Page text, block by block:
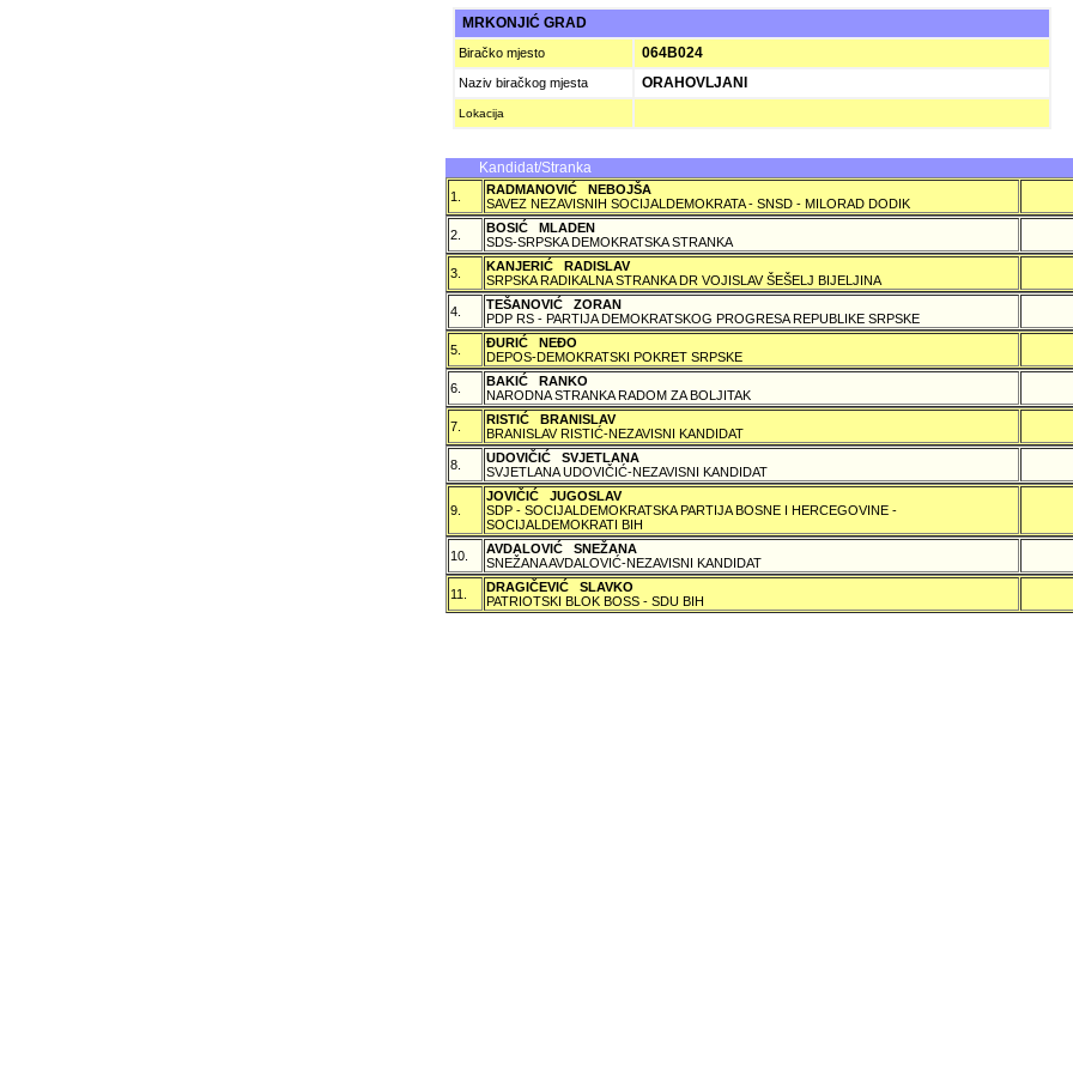
MRKONJIĆ GRAD
Biračko mjesto 064B024
Naziv biračkog mjesta ORAHOVLJANI
Lokacija
Kandidat/Stranka
1.
RADMANOVIĆ NEBOJŠA
SAVEZ NEZAVISNIH SOCIJALDEMOKRATA - SNSD - MILORAD DODIK
2.
BOSIĆ MLADEN
SDS-SRPSKA DEMOKRATSKA STRANKA
3.
KANJERIĆ RADISLAV
SRPSKA RADIKALNA STRANKA DR VOJISLAV ŠEŠELJ BIJELJINA
4.
TEŠANOVIĆ ZORAN
PDP RS - PARTIJA DEMOKRATSKOG PROGRESA REPUBLIKE SRPSKE
5.
ÐURIĆ NEÐO
DEPOS-DEMOKRATSKI POKRET SRPSKE
6.
BAKIĆ RANKO
NARODNA STRANKA RADOM ZA BOLJITAK
7.
RISTIĆ BRANISLAV
BRANISLAV RISTIĆ-NEZAVISNI KANDIDAT
8.
UDOVIČIĆ SVJETLANA
SVJETLANA UDOVIČIĆ-NEZAVISNI KANDIDAT
9.
JOVIČIĆ JUGOSLAV
SDP - SOCIJALDEMOKRATSKA PARTIJA BOSNE I HERCEGOVINE -
SOCIJALDEMOKRATI BIH
10.
AVDALOVIĆ SNEŽANA
SNEŽANA AVDALOVIĆ-NEZAVISNI KANDIDAT
11.
DRAGIČEVIĆ SLAVKO
PATRIOTSKI BLOK BOSS - SDU BIH